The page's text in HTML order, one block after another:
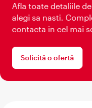
Afla toate detaliile
alegi sa nasti.
contacta in cel mai
Solicită o ofertă